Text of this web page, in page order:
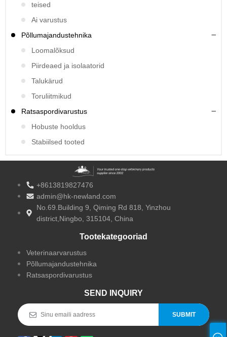
teised
Ai varustus
Põllumajandustehnika
Loomalõksud
Piirdeaed ja isolaatorid
Talukärud
Toruliitmikud
Ratsaspordivarustus
Hobuste hooldus
Stabiilsed tooted
+8613819827476
admin@hk-newland.com
No.69.Building 9, Qiming Rd 818, Yinzhou
district,Ningbo, 315104, China
Tootekategooriad
Veterinaarvarustus
Põllumajandustehnika
Ratsaspordivarustus
SEND INQUIRY
SUBMIT